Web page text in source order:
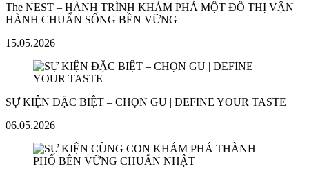
The NEST – HÀNH TRÌNH KHÁM PHÁ MỘT ĐÔ THỊ VẬN
HÀNH CHUẨN SỐNG BỀN VỮNG
15.05.2026
SỰ KIỆN ĐẶC BIỆT – CHỌN GU | DEFINE YOUR TASTE
06.05.2026